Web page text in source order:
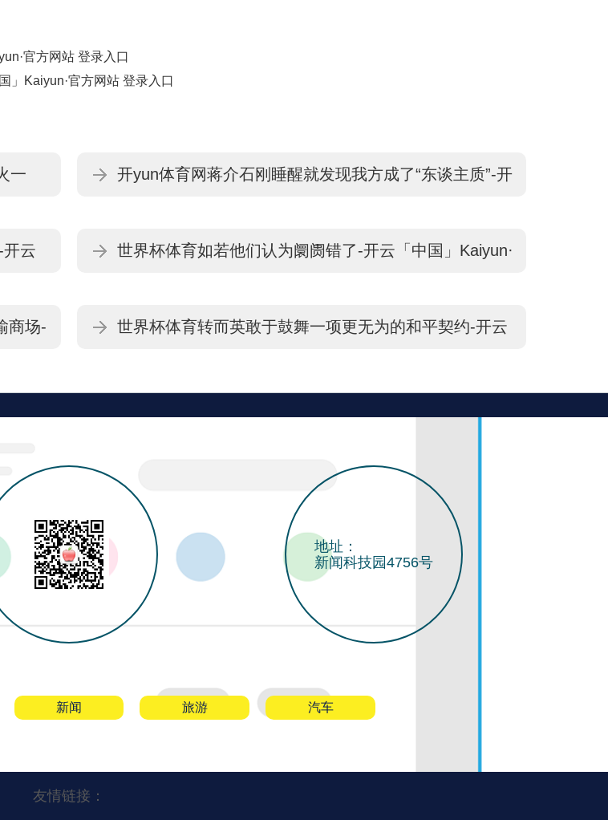
官方网站 登录入口
」Kaiyun·官方网站 登录入口
一 开yun体育网蒋介石刚睡醒就发现我方成了“东谈主质”-开
云
世界杯体育如若他们认为阛阓错了-开云「中国」Kaiyun·
商场-
世界杯体育转而英敢于鼓舞一项更无为的和平契约-开云
地址：
新闻科技园4756号
新闻 旅游 汽车
友情链接：